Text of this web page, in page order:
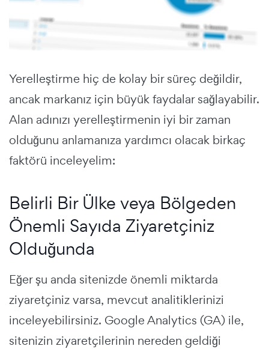
Yerelleştirme hiç de kolay bir süreç değildir,
ancak markanız için büyük faydalar sağlayabilir.
Alan adınızı yerelleştirmenin iyi bir zaman
olduğunu anlamanıza yardımcı olacak birkaç
faktörü inceleyelim:
Belirli Bir Ülke veya Bölgeden
Önemli Sayıda Ziyaretçiniz
Olduğunda
Eğer şu anda sitenizde önemli miktarda
ziyaretçiniz varsa, mevcut analitiklerinizi
inceleyebilirsiniz. Google Analytics (GA) ile,
sitenizin ziyaretçilerinin nereden geldiği